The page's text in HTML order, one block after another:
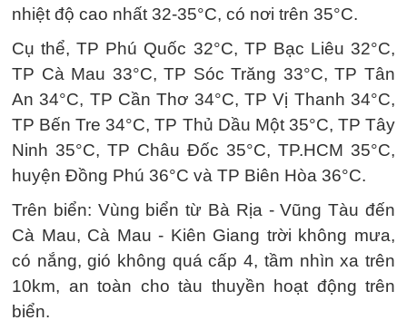
nhiệt độ cao nhất 32-35°C, có nơi trên 35°C.
Cụ thể, TP Phú Quốc 32°C, TP Bạc Liêu 32°C,
TP Cà Mau 33°C, TP Sóc Trăng 33°C, TP Tân
An 34°C, TP Cần Thơ 34°C, TP Vị Thanh 34°C,
TP Bến Tre 34°C, TP Thủ Dầu Một 35°C, TP Tây
Ninh 35°C, TP Châu Đốc 35°C, TP.HCM 35°C,
huyện Đồng Phú 36°C và TP Biên Hòa 36°C.
Trên biển: Vùng biển từ Bà Rịa - Vũng Tàu đến
Cà Mau, Cà Mau - Kiên Giang trời không mưa,
có nắng, gió không quá cấp 4, tầm nhìn xa trên
10km, an toàn cho tàu thuyền hoạt động trên
biển.